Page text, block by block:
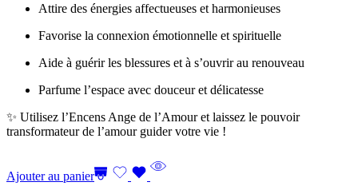
Attire des énergies affectueuses et harmonieuses
Favorise la connexion émotionnelle et spirituelle
Aide à guérir les blessures et à s’ouvrir au renouveau
Parfume l’espace avec douceur et délicatesse
✨ Utilisez l’Encens Ange de l’Amour et laissez le pouvoir
transformateur de l’amour guider votre vie !
Ajouter au panier